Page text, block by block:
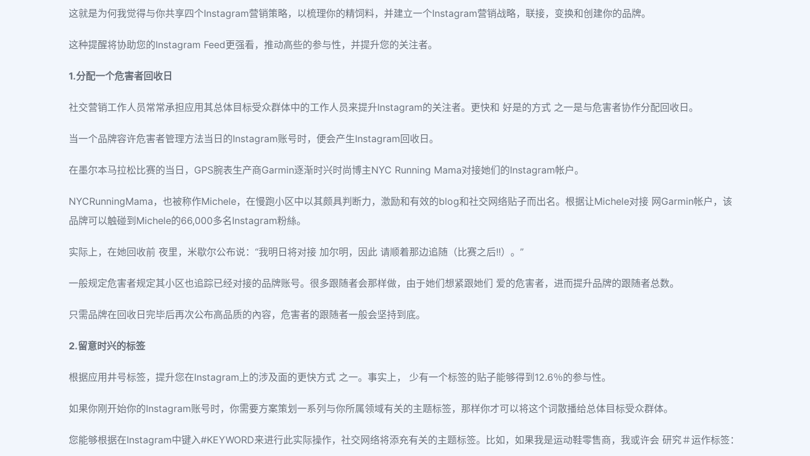
这就是为何我觉得与你共享四个Instagram营销策略，以梳理你的精饲料，并建立一个Instagram营销战略，联接，变换和创建你的品牌。
这种提醒将协助您的Instagram Feed更强看，推动高些的参与性，并提升您的关注者。
1.分配一个危害者回收日
社交营销工作人员常常承担应用其总体目标受众群体中的工作人员来提升Instagram的关注者。更快和 好是的方式 之一是与危害者协作分配回收日。
当一个品牌容许危害者管理方法当日的Instagram账号时，便会产生Instagram回收日。
在墨尔本马拉松比赛的当日，GPS腕表生产商Garmin逐渐时兴时尚博主NYC Running Mama对接她们的Instagram帐户。
NYCRunningMama，也被称作Michele，在慢跑小区中以其颇具判断力，激励和有效的blog和社交网络贴子而出名。根据让Michele对接 网Garmin帐户，该
品牌可以触碰到Michele的66,000多名Instagram粉絲。
实际上，在她回收前 夜里，米歇尔公布说：“我明日将对接 加尔明，因此 请顺着那边追随（比赛之后!!）。”
一般规定危害者规定其小区也追踪已经对接的品牌账号。很多跟随者会那样做，由于她们想紧跟她们 爱的危害者，进而提升品牌的跟随者总数。
只需品牌在回收日完毕后再次公布高品质的內容，危害者的跟随者一般会坚持到底。
2.留意时兴的标签
根据应用井号标签，提升您在Instagram上的涉及面的更快方式 之一。事实上， 少有一个标签的贴子能够得到12.6％的参与性。
如果你刚开始你的Instagram账号时，你需要方案策划一系列与你所属领域有关的主题标签，那样你才可以将这个词散播给总体目标受众群体。
您能够根据在Instagram中键入#KEYWORD来进行此实际操作，社交网络将添充有关的主题标签。比如，如果我是运动鞋零售商，我或许会 研究＃运作标签：